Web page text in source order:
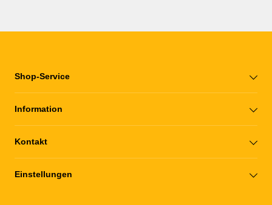
Shop-Service
Information
Kontakt
Einstellungen